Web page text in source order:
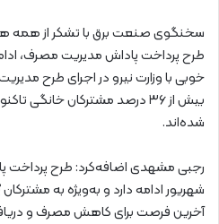
سخنگوی صنعت برق با تشکر از همه
طرح پرداخت پاداش مدیریت مصرف،
خوبی با وزارت نیرو در اجرای طرح
بیش از ۳۶ درصد مشترکان
شده‌اند.
رجبی مشهدی اضافه‌کرد: طرح پرداخت
شهریور ادامه دارد و به‌ویژه به
آخرین فرصت برای کاهش مصرف و